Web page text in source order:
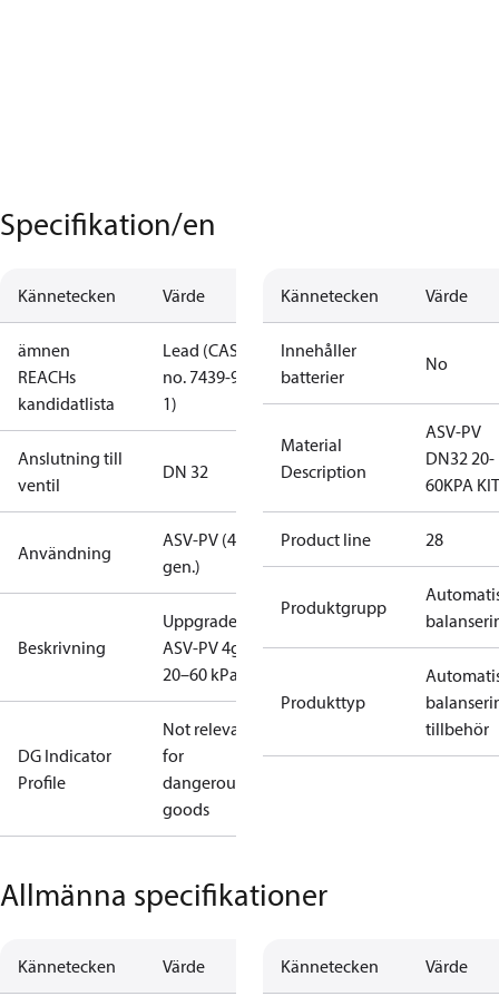
Specifikation/en
Kännetecken Värde
ämnen
REACHs
kandidatlista
Lead (CAS
no. 7439-92-
1)
Anslutning till
ventil
DN 32
Användning
ASV-PV (4:e
gen.)
Beskrivning
Uppgraderingssats
ASV-PV 4g DN 32,
20–60 kPa
DG Indicator
Profile
Not relevant
for
dangerous
goods
Kännetecken Värde
Innehåller
batterier
No
Material
Description
ASV-PV
DN32 20-
60KPA KIT
Product line 28
Produktgrupp
Produkttyp
tillbehör
Allmänna specifikationer
Kännetecken Värde Kännetecken Värde